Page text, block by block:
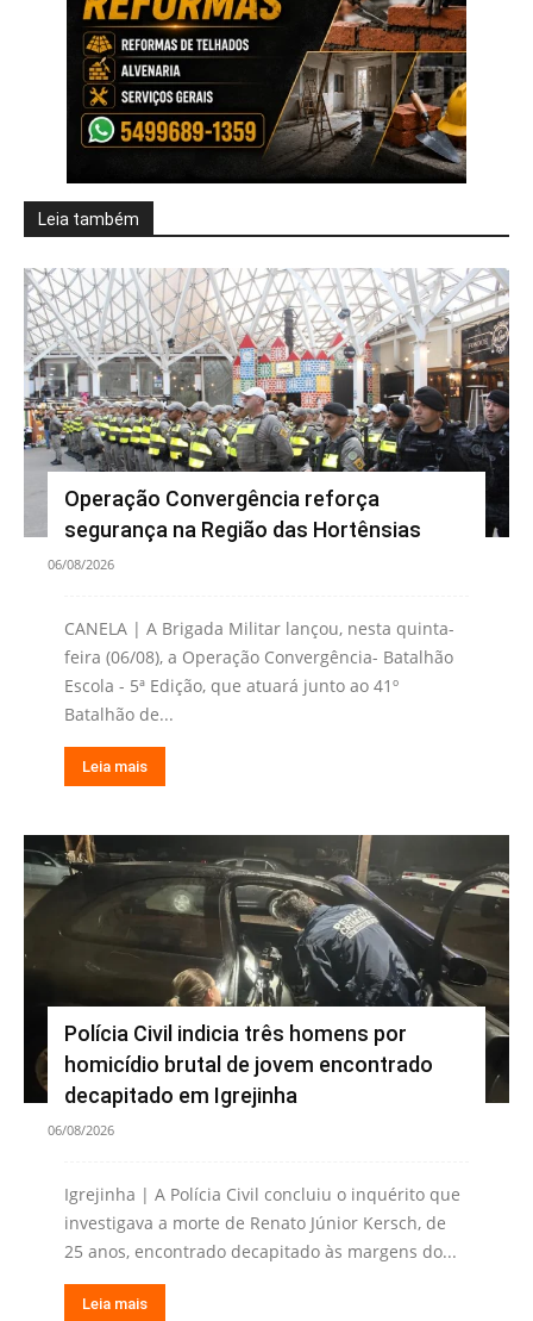
Leia também
Operação Convergência reforça
segurança na Região das Hortênsias
06/08/2026
CANELA | A Brigada Militar lançou, nesta quinta-
feira (06/08), a Operação Convergência- Batalhão
Escola - 5ª Edição, que atuará junto ao 41º
Batalhão de...
Leia mais
Polícia Civil indicia três homens por
homicídio brutal de jovem encontrado
decapitado em Igrejinha
06/08/2026
Igrejinha | A Polícia Civil concluiu o inquérito que
investigava a morte de Renato Júnior Kersch, de
25 anos, encontrado decapitado às margens do...
Leia mais